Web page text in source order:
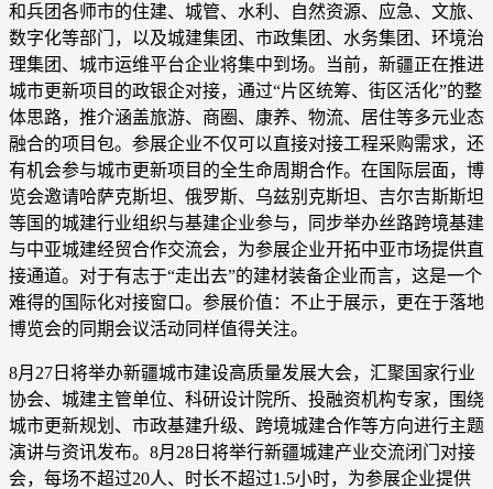
和兵团各师市的住建、城管、水利、自然资源、应急、文旅、
数字化等部门，以及城建集团、市政集团、水务集团、环境治
理集团、城市运维平台企业将集中到场。当前，新疆正在推进
城市更新项目的政银企对接，通过“片区统筹、街区活化”的整
体思路，推介涵盖旅游、商圈、康养、物流、居住等多元业态
融合的项目包。参展企业不仅可以直接对接工程采购需求，还
有机会参与城市更新项目的全生命周期合作。在国际层面，博
览会邀请哈萨克斯坦、俄罗斯、乌兹别克斯坦、吉尔吉斯斯坦
等国的城建行业组织与基建企业参与，同步举办丝路跨境基建
与中亚城建经贸合作交流会，为参展企业开拓中亚市场提供直
接通道。对于有志于“走出去”的建材装备企业而言，这是一个
难得的国际化对接窗口。参展价值：不止于展示，更在于落地
博览会的同期会议活动同样值得关注。
8月27日将举办新疆城市建设高质量发展大会，汇聚国家行业
协会、城建主管单位、科研设计院所、投融资机构专家，围绕
城市更新规划、市政基建升级、跨境城建合作等方向进行主题
演讲与资讯发布。8月28日将举行新疆城建产业交流闭门对接
会，每场不超过20人、时长不超过1.5小时，为参展企业提供